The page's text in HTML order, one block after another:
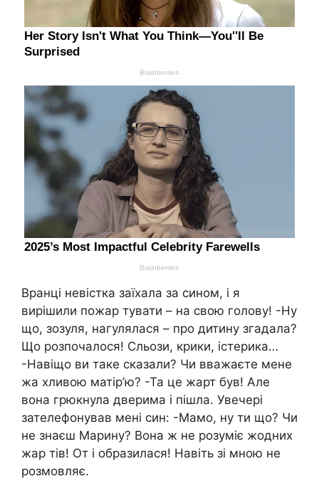
Вранці невістка заїхала за сином, і я
вирішили пожар тувати – на свою голову! -Ну
що, зозуля, нагулялася – про дитину згадала?
Що розпочалося! Сльози, крики, істерика…
-Навіщо ви таке сказали? Чи вважаєте мене
жа хливою матір’ю? -Та це жарт був! Але
вона грюкнула дверима і пішла. Увечері
зателефонував мені син: -Мамо, ну ти що? Чи
не знаєш Марину? Вона ж не розуміє жодних
жар тів! От і образилася! Навіть зі мною не
розмовляє.